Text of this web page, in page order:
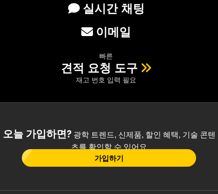
실시간 채팅
이메일
빠른
견적 요청 도구
재고 번호 입력 필요
오늘 가입하면?광학 트렌드, 신제품, 할인 혜택, 기술 콘텐
츠를 확인할 수 있어요
가입하기